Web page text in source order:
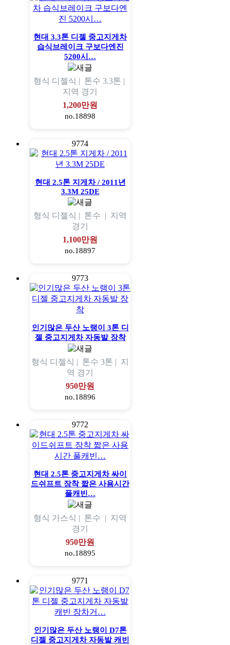
현대 3.3톤 디젤 중고지게차
습식브레이크 구보다엔진
5200시…
형식 디젤식 | 톤수 3.3톤 |
지역 경기
1,200만원
no.18898
9774
현대 2.5톤 지게차 / 2011년
3.3M 25DE
형식 디젤식 | 톤수 | 지역
경기
1,100만원
no.18897
9773
인기많은 두산 노랭이 3톤 디
젤 중고지게차 자동발 장착
형식 디젤식 | 톤수 3톤 | 지
역 경기
950만원
no.18896
9772
현대 2.5톤 중고지게차 싸이
드쉬프트 장착 짧은 사용시간
풀캐빈…
형식 가스식 | 톤수 | 지역
경기
950만원
no.18895
9771
인기많은 두산 노랭이 D7톤
디젤 중고지게차 자동발 캐빈